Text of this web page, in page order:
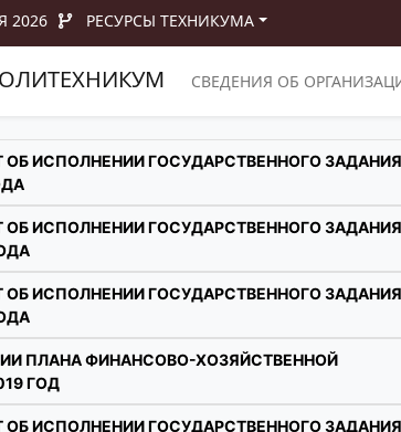
2026 РЕСУРСЫ ТЕХНИКУМА
СВЕДЕНИЯ ОБ
ОБ ИСПОЛНЕНИИ ГОСУДАРСТВЕННОГО ЗАДАНИЯ
ОБ ИСПОЛНЕНИИ ГОСУДАРСТВЕННОГО ЗАДАНИЯ
ОБ ИСПОЛНЕНИИ ГОСУДАРСТВЕННОГО ЗАДАНИЯ
ПЛАНА ФИНАНСОВО-ХОЗЯЙСТВЕННОЙ
ГОД
ОБ ИСПОЛНЕНИИ ГОСУДАРСТВЕННОГО ЗАДАНИЯ